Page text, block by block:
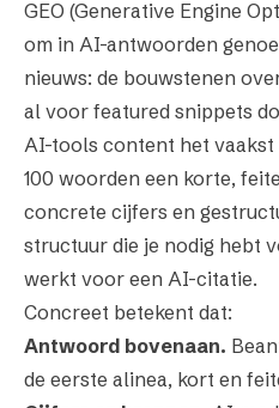
GEO (Generative Engine
om in AI-antwoorden
nieuws: de bouwstenen
al voor featured snippets
AI-tools content het vaakst
100 woorden een korte,
concrete cijfers en
structuur die je nodig hebt
werkt voor een AI-citatie.
Concreet betekent dat:
Antwoord bovenaan.
de eerste alinea, kort en